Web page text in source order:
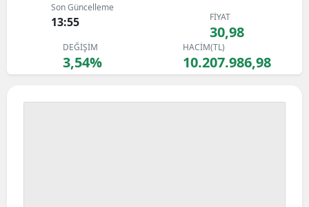
Son Güncelleme
13:55 FİYAT
30,98
DEĞİŞİM
3,54%
HACİM(TL)
10.207.986,98